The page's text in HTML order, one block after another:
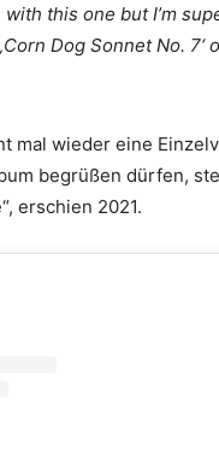
this one but I’m
Dog Sonnet No. 7‘
mal wieder eine
begrüßen dürfen,
erschien 2021.